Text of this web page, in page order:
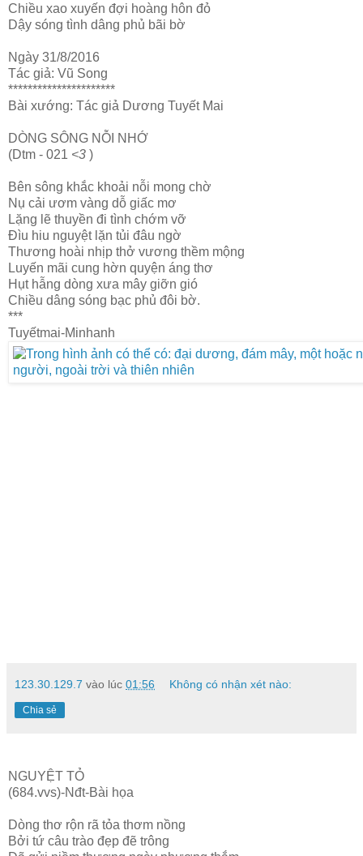
Chiều xao xuyến đợi hoàng hôn đỏ
Dậy sóng tình dâng phủ bãi bờ
Ngày 31/8/2016
Tác giả: Vũ Song
**********************
Bài xướng: Tác giả Dương Tuyết Mai
DÒNG SÔNG NỖI NHỚ
(Dtm - 021 <3 )
Bên sông khắc khoải nỗi mong chờ
Nụ cải ươm vàng dỗ giấc mơ
Lặng lẽ thuyền đi tình chớm vỡ
Đìu hiu nguyệt lặn tủi đâu ngờ
Thương hoài nhịp thở vương thềm mộng
Luyến mãi cung hờn quyện áng thơ
Hụt hẫng dòng xưa mây giỡn gió
Chiều dâng sóng bạc phủ đôi bờ.
***
Tuyếtmai-Minhanh
123.30.129.7 vào lúc 01:56 Không có nhận xét nào:
Chia sẻ
NGUYỆT TỎ
(684.vvs)-Nđt-Bài họa
Dòng thơ rộn rã tỏa thơm nồng
Bởi tứ câu trào đẹp đẽ trông